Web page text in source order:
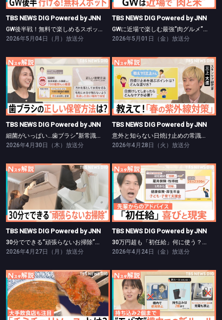
TBS NEWS DIG Powered by JNN
GW後半戦！無料で楽しめるスポットをご紹介！【Nスタ】
2026年5月04日（月）放送分
TBS NEWS DIG Powered by JNN
GWに近場で楽しむ最強“肉グルメ”【Nスタ】
2026年5月01日（金）放送分
TBS NEWS DIG Powered by JNN
細菌がいっぱい…歯ブラシ“新常識”【Nスタ】
TBS NEWS DIG Powered by JNN
細菌がいっぱい…歯ブラシ“新常識”【Nスタ】
2026年4月30日（木）放送分
TBS NEWS DIG Powered by JNN
意外と知らない日焼け止めの常識【Nスタ】
TBS NEWS DIG Powered by JNN
意外と知らない日焼け止めの常識【Nスタ】
2026年4月28日（火）放送分
TBS NEWS DIG Powered by JNN
30分でできる“頑張らないお掃除”【Nスタ】
TBS NEWS DIG Powered by JNN
30分でできる“頑張らないお掃除”【Nスタ】
2026年4月27日（月）放送分
TBS NEWS DIG Powered by JNN
30万円超も「初任給」何に使う？【Nスタ】
TBS NEWS DIG Powered by JNN
30万円超も「初任給」何に使う？【Nスタ】
2026年4月24日（金）放送分
TBS NEWS DIG Powered by JNN
「チミチュリソース」知ってますか？【Nスタ】
TBS NEWS DIG Powered by JNN
「モバ充」機内での新ルール【Nスタ】